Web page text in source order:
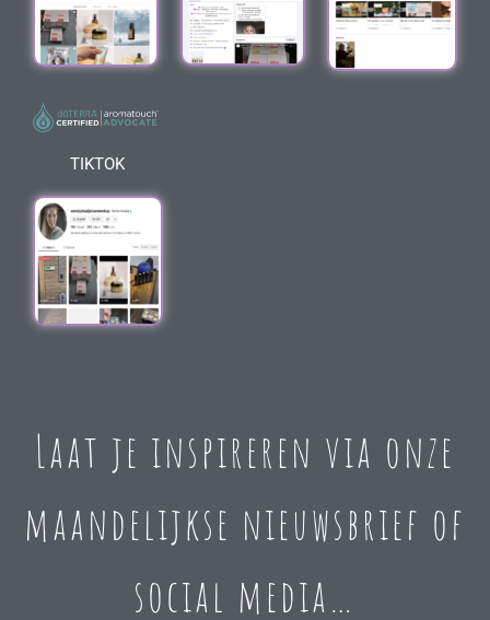
TIKTOK
Laat je inspireren via onze
maandelijkse nieuwsbrief of
social media…